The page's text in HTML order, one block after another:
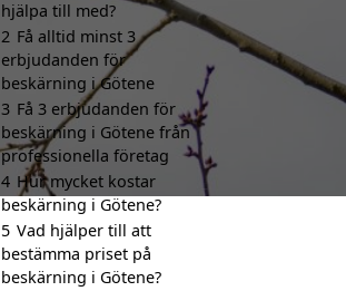
hjälpa till med?
2 Få alltid minst 3
erbjudanden för
beskärning i Götene
3 Få 3 erbjudanden för
beskärning i Götene från
professionella företag
4 Hur mycket kostar
beskärning i Götene?
5 Vad hjälper till att
bestämma priset på
beskärning i Götene?